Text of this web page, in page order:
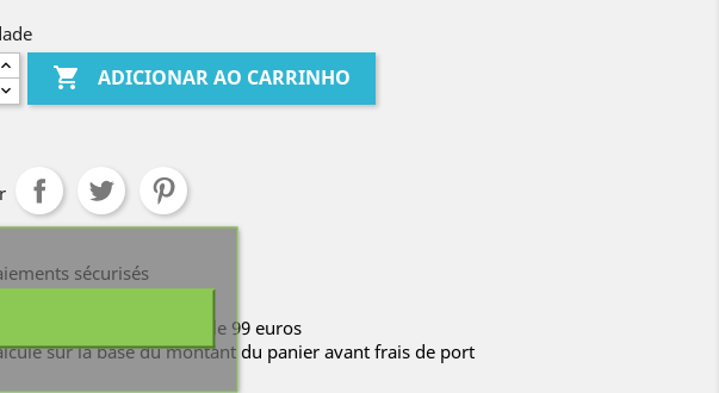
 ADICIONAR AO CARRINHO
sécurisés
de port offert à partir de 99 euros
sur la base du montant du panier avant frais de port